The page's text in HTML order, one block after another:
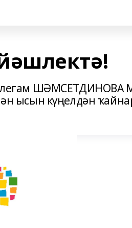
ШӘМСЕТДИНОВА
ысын күңелдән